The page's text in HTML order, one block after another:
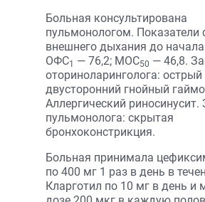
Больная консультирована
пульмонологом. Показатели
внешнего дыхания до
ОФС1 — 76,2; МОС50 — 46,8.
оториноларинголога: острый
двусторонний гнойный
Аллергический
пульмонолога: скрытая
бронхоконстрикция.
Больная принимала
по 400 мг 1 раз в день в
Кларготил по 10 мг в день и